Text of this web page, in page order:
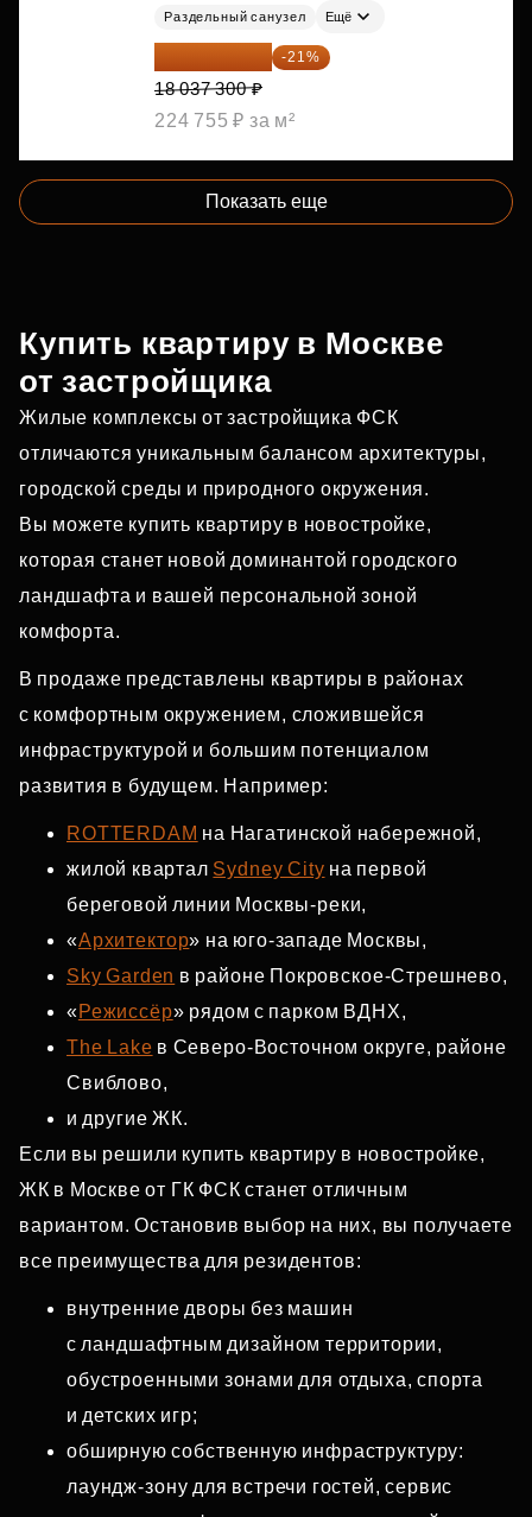
Раздельный санузел Ещё
14 249 467 ₽ -21%
18 037 300 ₽
224 755 ₽ за м²
Показать еще
Купить квартиру в Москве
от застройщика
Жилые комплексы от застройщика ФСК
отличаются уникальным балансом архитектуры,
городской среды и природного окружения.
Вы можете купить квартиру в новостройке,
которая станет новой доминантой городского
ландшафта и вашей персональной зоной
комфорта.
В продаже представлены квартиры в районах
с комфортным окружением, сложившейся
инфраструктурой и большим потенциалом
развития в будущем. Например:
ROTTERDAM на Нагатинской набережной,
жилой квартал Sydney City на первой
береговой линии Москвы‑реки,
«Архитектор» на юго‑западе Москвы,
Sky Garden в районе Покровское‑Стрешнево,
«Режиссёр» рядом с парком ВДНХ,
The Lake в Северо‑Восточном округе, районе
Свиблово,
и другие ЖК.
Если вы решили купить квартиру в новостройке,
ЖК в Москве от ГК ФСК станет отличным
вариантом. Остановив выбор на них, вы получаете
все преимущества для резидентов:
внутренние дворы без машин
с ландшафтным дизайном территории,
обустроенными зонами для отдыха, спорта
и детских игр;
обширную собственную инфраструктуру:
лаундж‑зону для встречи гостей, сервис